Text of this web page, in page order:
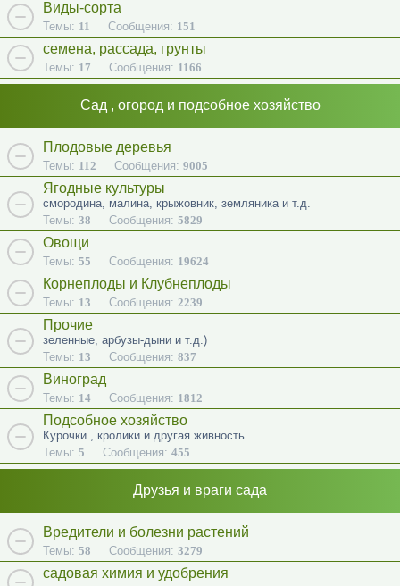
Виды-сорта
Темы: 11 Сообщения: 151
семена, рассада, грунты
Темы: 17 Сообщения: 1166
Сад , огород и подсобное хозяйство
Плодовые деревья
Темы: 112 Сообщения: 9005
Ягодные культуры
смородина, малина, крыжовник, земляника и т.д.
Темы: 38 Сообщения: 5829
Овощи
Темы: 55 Сообщения: 19624
Корнеплоды и Клубнеплоды
Темы: 13 Сообщения: 2239
Прочие
зеленные, арбузы-дыни и т.д.)
Темы: 13 Сообщения: 837
Виноград
Темы: 14 Сообщения: 1812
Подсобное хозяйство
Курочки , кролики и другая живность
Темы: 5 Сообщения: 455
Друзья и враги сада
Вредители и болезни растений
Темы: 58 Сообщения: 3279
садовая химия и удобрения